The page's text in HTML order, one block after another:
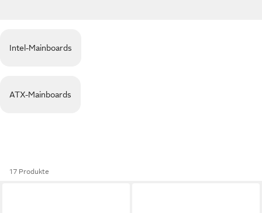
Intel-Mainboards
ATX-Mainboards
17 Produkte